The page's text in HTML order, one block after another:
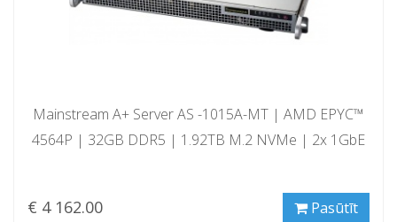
Mainstream A+ Server AS -1015A-MT | AMD EPYC™
4564P | 32GB DDR5 | 1.92TB M.2 NVMe | 2x 1GbE
€ 4 162.00 Pasūtīt